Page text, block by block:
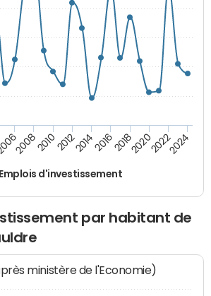
Emplois d'investissement
200820102012201420162018202020222024
par habitant de
ministère de l'Economie)